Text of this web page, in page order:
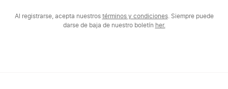
Al registrarse, acepta nuestros términos y condiciones. Siempre puede
darse de baja de nuestro boletín her.